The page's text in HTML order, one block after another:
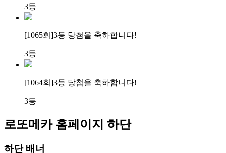
3등
[1065회]3등 당첨을 축하합니다!
3등
[1064회]3등 당첨을 축하합니다!
3등
로또메카 홈페이지 하단
하단 배너